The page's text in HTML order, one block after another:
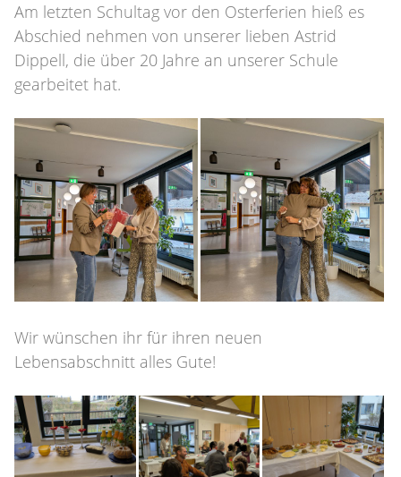
Am letzten Schultag vor den Osterferien hieß es
Abschied nehmen von unserer lieben Astrid
Dippell, die über 20 Jahre an unserer Schule
gearbeitet hat.
Wir wünschen ihr für ihren neuen
Lebensabschnitt alles Gute!